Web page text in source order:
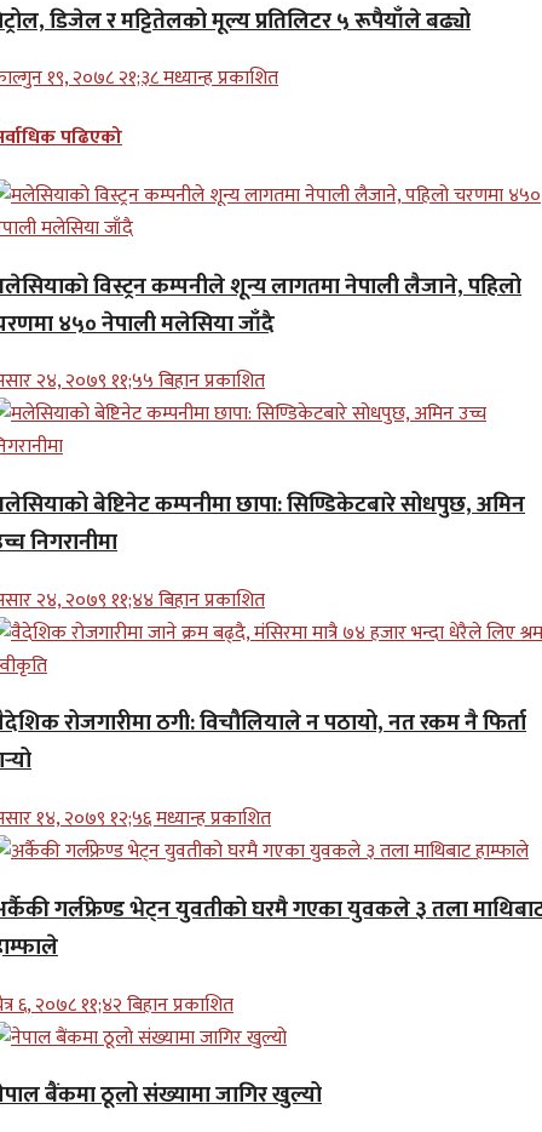
डिजेल र मट्टितेलको मूल्य प्रतिलिटर ५ रूपैयाँले बढ्यो
१९, २०७८ २१;३८ मध्यान्ह प्रकाशित
पढिएको
विस्ट्रन कम्पनीले शून्य लागतमा नेपाली लैजाने, पहिलो
४५० नेपाली मलेसिया जाँदै
२४, २०७९ ११;५५ बिहान प्रकाशित
बेष्टिनेट कम्पनीमा छापा: सिण्डिकेटबारे सोधपुछ, अमिन
निगरानीमा
२४, २०७९ ११;४४ बिहान प्रकाशित
रोजगारीमा ठगी: विचौलियाले न पठायो, नत रकम नै फिर्ता
१४, २०७९ १२;५६ मध्यान्ह प्रकाशित
गर्लफ्रेण्ड भेट्न युवतीको घरमै गएका युवकले ३ तला
६, २०७८ ११;४२ बिहान प्रकाशित
बैंकमा ठूलो संख्यामा जागिर खुल्यो